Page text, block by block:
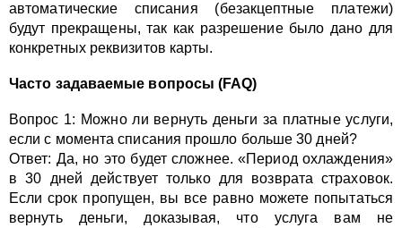
автоматические списания (безакцептные платежи)
будут прекращены, так как разрешение было дано для
конкретных реквизитов карты.
Часто задаваемые вопросы (FAQ)
Вопрос 1: Можно ли вернуть деньги за платные услуги,
если с момента списания прошло больше 30 дней?
Ответ: Да, но это будет сложнее. «Период охлаждения»
в 30 дней действует только для возврата страховок.
Если срок пропущен, вы все равно можете попытаться
вернуть деньги, доказывая, что услуга вам не